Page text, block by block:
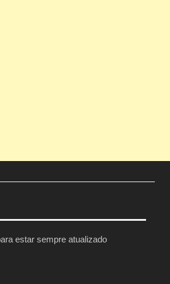
estar sempre atualizado